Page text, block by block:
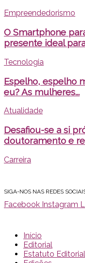
Empreendedorismo
O Smartphone
presente ideal
Tecnologia
Espelho, espelho
eu? As mulheres...
Atualidade
Desafiou-se a si
doutoramento e
Carreira
SIGA-NOS NAS REDES
Facebook Instagram
Início
Editorial
Estatuto Editorial